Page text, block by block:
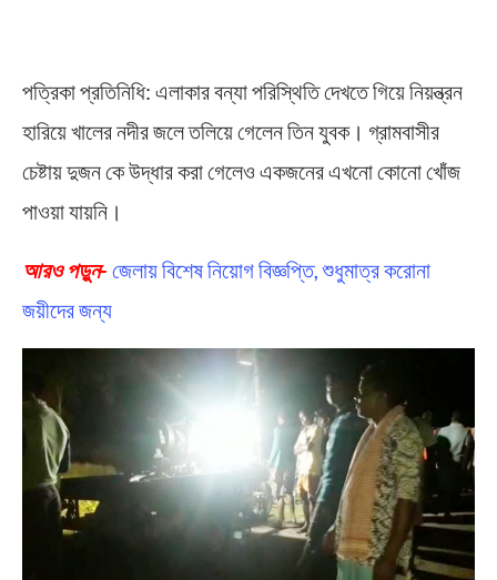
পত্রিকা প্রতিনিধি: এলাকার বন্যা পরিস্থিতি দেখতে গিয়ে নিয়ন্ত্রন
হারিয়ে খালের নদীর জলে তলিয়ে গেলেন তিন যুবক। গ্রামবাসীর
চেষ্টায় দুজন কে উদ্ধার করা গেলেও একজনের এখনো কোনো খোঁজ
পাওয়া যায়নি।
আরও পড়ুন- জেলায় বিশেষ নিয়োগ বিজ্ঞপ্তি, শুধুমাত্র করোনা
জয়ীদের জন্য